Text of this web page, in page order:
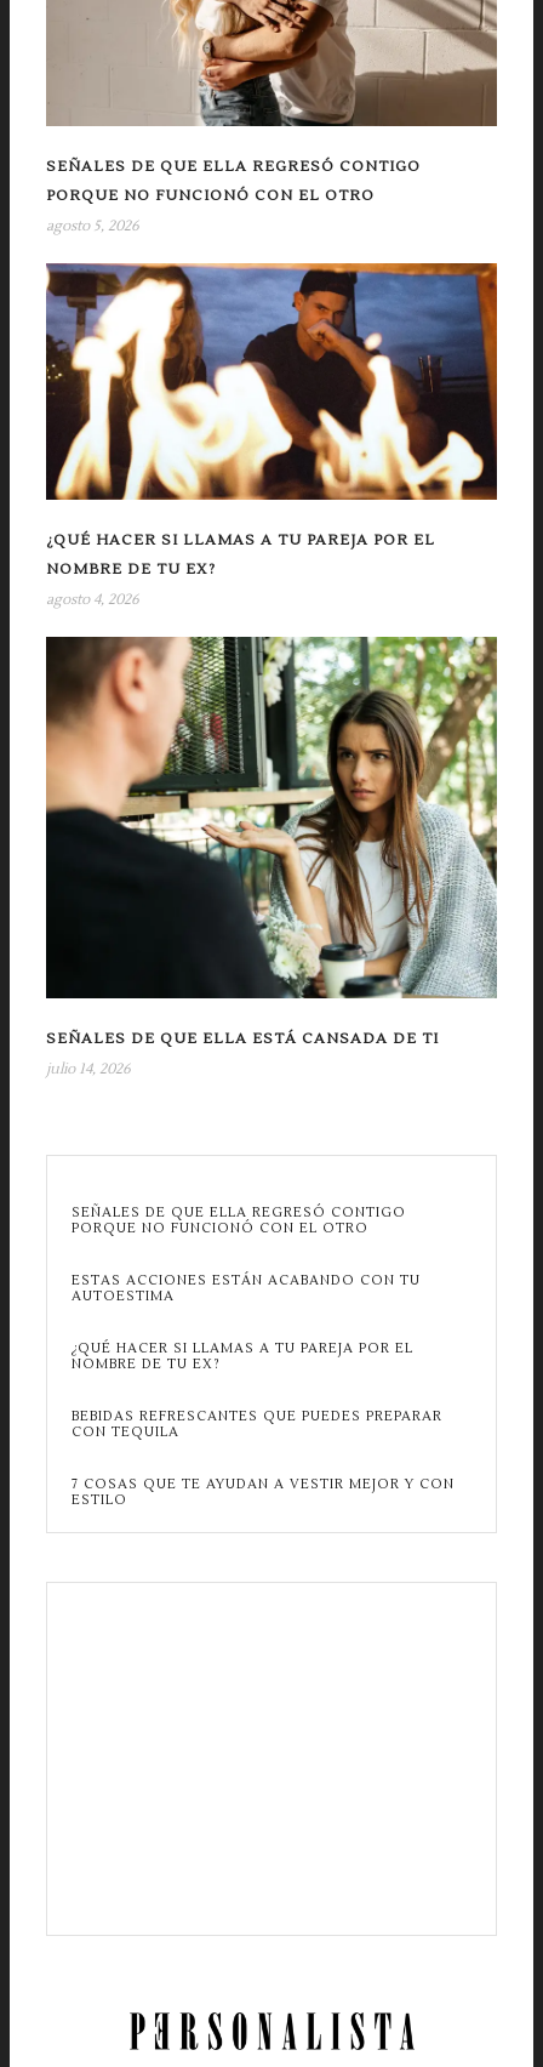
SEÑALES DE QUE ELLA REGRESÓ CONTIGO
PORQUE NO FUNCIONÓ CON EL OTRO
agosto 5, 2026
¿QUÉ HACER SI LLAMAS A TU PAREJA POR EL
NOMBRE DE TU EX?
agosto 4, 2026
SEÑALES DE QUE ELLA ESTÁ CANSADA DE TI
julio 14, 2026
SEÑALES DE QUE ELLA REGRESÓ CONTIGO
PORQUE NO FUNCIONÓ CON EL OTRO
ESTAS ACCIONES ESTÁN ACABANDO CON TU
AUTOESTIMA
¿QUÉ HACER SI LLAMAS A TU PAREJA POR EL
NOMBRE DE TU EX?
BEBIDAS REFRESCANTES QUE PUEDES PREPARAR
CON TEQUILA
7 COSAS QUE TE AYUDAN A VESTIR MEJOR Y CON
ESTILO